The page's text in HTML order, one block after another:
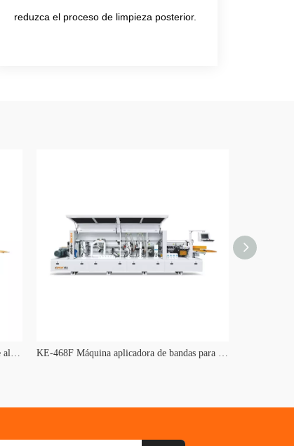
reduzca el proceso de limpieza posterior.
Máquina automática de bandas de borde de alta velocidad KE-468J KE-468F Máquina aplicadora de bandas para bordes de gabinetes con olla de una sola pista